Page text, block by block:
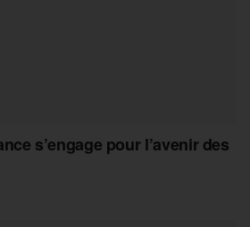
s’engage pour l’avenir des